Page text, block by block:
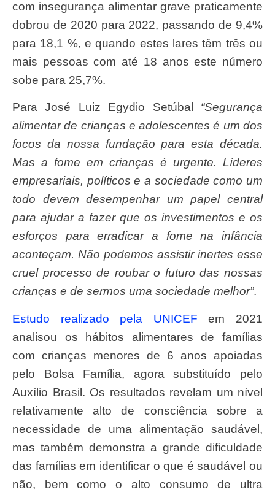
com insegurança alimentar grave praticamente
dobrou de 2020 para 2022, passando de 9,4%
para 18,1 %, e quando estes lares têm três ou
mais pessoas com até 18 anos este número
sobe para 25,7%.
Para José Luiz Egydio Setúbal “Segurança
alimentar de crianças e adolescentes é um dos
focos da nossa fundação para esta década.
Mas a fome em crianças é urgente. Líderes
empresariais, políticos e a sociedade como um
todo devem desempenhar um papel central
para ajudar a fazer que os investimentos e os
esforços para erradicar a fome na infância
aconteçam. Não podemos assistir inertes esse
cruel processo de roubar o futuro das nossas
crianças e de sermos uma sociedade melhor”.
Estudo realizado pela UNICEF em 2021
analisou os hábitos alimentares de famílias
com crianças menores de 6 anos apoiadas
pelo Bolsa Família, agora substituído pelo
Auxílio Brasil. Os resultados revelam um nível
relativamente alto de consciência sobre a
necessidade de uma alimentação saudável,
mas também demonstra a grande dificuldade
das famílias em identificar o que é saudável ou
não, bem como o alto consumo de ultra